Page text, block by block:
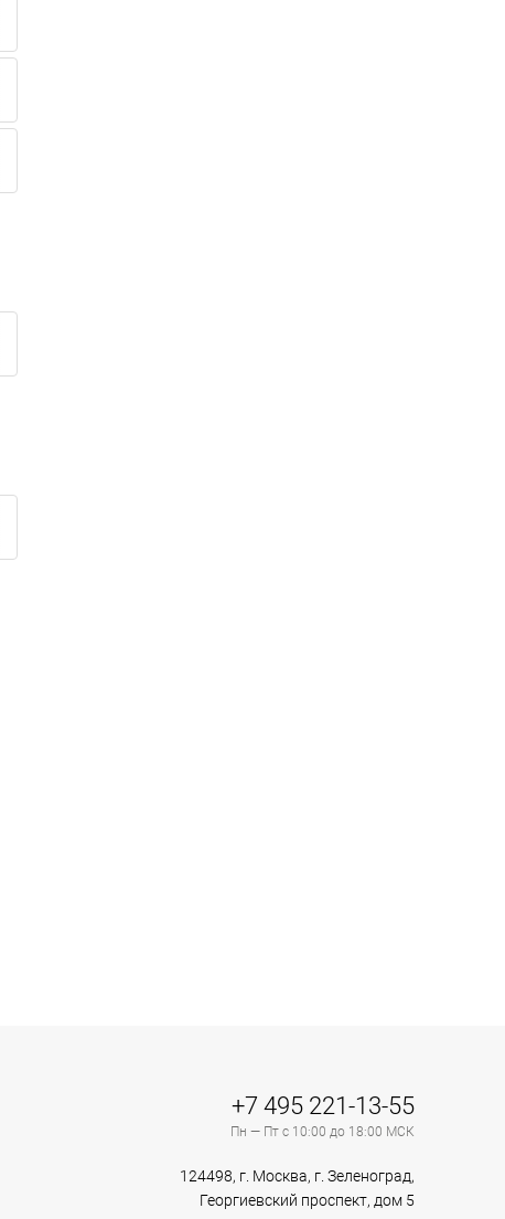
+7 495 221-13-55
Пн — Пт с 10:00 до 18:00 МСК
124498, г. Москва, г. Зеленоград,
Георгиевский проспект, дом 5